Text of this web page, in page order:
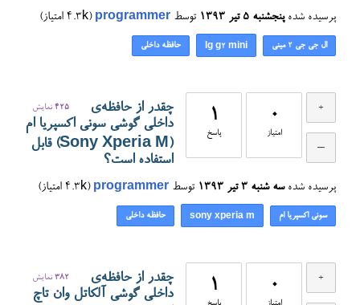
پرسیده شده پنجشنبه ۵ تیر ۱۳۹۳ توسط programmer
(
4.3k امتیاز)
ال جی جی ۲ مینی lg g2 mini حافظه داخلی
0
امتیاز
1
پاسخ
425 نمایش
چقدر از حافظه‌ی
داخلی گوشی سونی اکسپریا ام
(Sony Xperia M) قابل
استفاده است؟
پرسیده شده سه شنبه ۳ تیر ۱۳۹۳ توسط programmer
(
4.3k امتیاز)
سونی اکسپریا ام sony xperia m حافظه داخلی
0
1
382 نمایش
چقدر از حافظه‌ی
داخلی گوشی آلکاتل وان تاچ